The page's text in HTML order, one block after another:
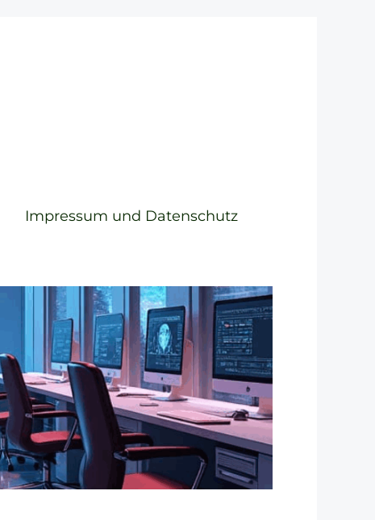
Impressum und Datenschutz